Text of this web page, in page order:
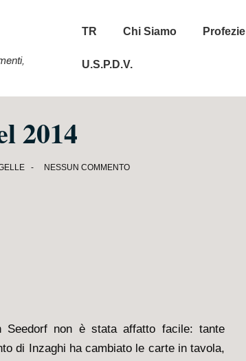
Menu
TR Chi Siamo Profezie
U.S.P.D.V.
2014
NESSUN COMMENTO
non è stata affatto facile: tante
di Inzaghi ha cambiato le carte in tavola,